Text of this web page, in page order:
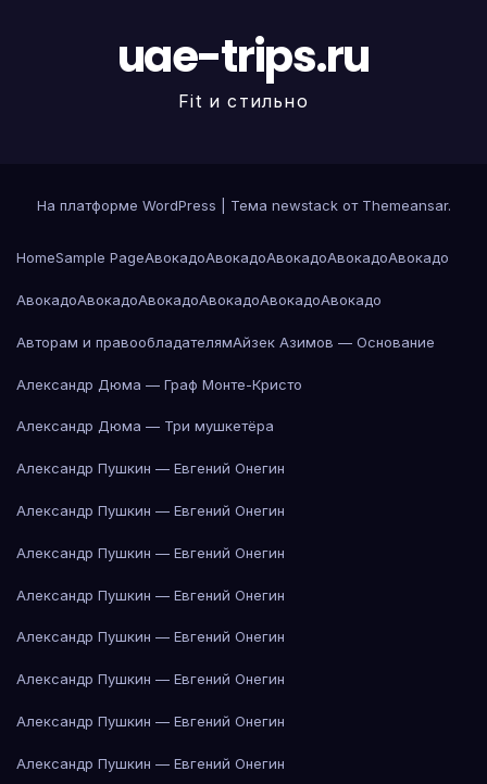
uae-trips.ru
Fit и стильно
На платформе WordPress Тема newstack от Themeansar.
HomeSample PageАвокадоАвокадоАвокадоАвокадоАвокадо
АвокадоАвокадоАвокадоАвокадоАвокадоАвокадо
Авторам и правообладателямАйзек Азимов — Основание
Александр Дюма — Граф Монте-Кристо
Александр Дюма — Три мушкетёра
Александр Пушкин — Евгений Онегин
Александр Пушкин — Евгений Онегин
Александр Пушкин — Евгений Онегин
Александр Пушкин — Евгений Онегин
Александр Пушкин — Евгений Онегин
Александр Пушкин — Евгений Онегин
Александр Пушкин — Евгений Онегин
Александр Пушкин — Евгений Онегин